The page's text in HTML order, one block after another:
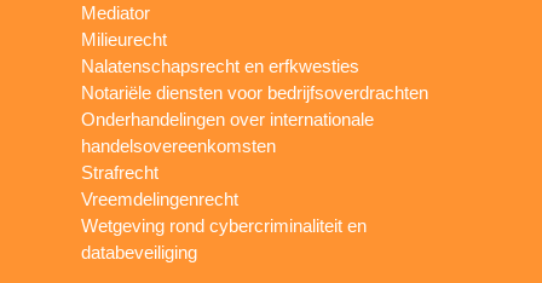
Mediator
Milieurecht
Nalatenschapsrecht en erfkwesties
Notariële diensten voor bedrijfsoverdrachten
Onderhandelingen over internationale
handelsovereenkomsten
Strafrecht
Vreemdelingenrecht
Wetgeving rond cybercriminaliteit en
databeveiliging